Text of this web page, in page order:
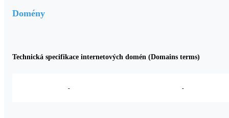
Domény
Technická specifikace internetových domén (Domains terms)
- -